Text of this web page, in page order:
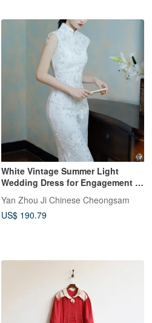
White Vintage Summer Light
Wedding Dress for Engagement &
Lace Sleeveless Qipao Dress
Yan Zhou Ji Chinese Cheongsam
US$ 190.79